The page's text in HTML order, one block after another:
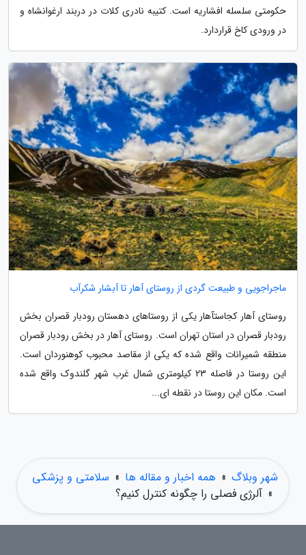
حکومتی سلسله افشاریه است. کتیبه نادری کلات در دربند ارغوانشاه و
در ورودی کاخ قراردارد.
ماجراجویی و طبیعت گردی از روستای آهار تا آبشار شکرآب
روستای آهار کجاستآهار یکی از روستاهای دهستان رودبار قصران بخش
رودبار قصران در استان تهران است. روستای آهار در بخش رودبار قصران
منطقه شمیرانات واقع شده که یکی از مقاصد محبوب کوهنوردان است.
این روستا در فاصله 23 کیلومتری شمال غرب شهر گلندوک واقع شده
است. مکان این روستا در نقطه ای...
شهر وبلاگ » همه اخبار و مقاله ها » سلامتی و پزشکی
» آلرژی فصلی را چگونه کنترل کنیم؟